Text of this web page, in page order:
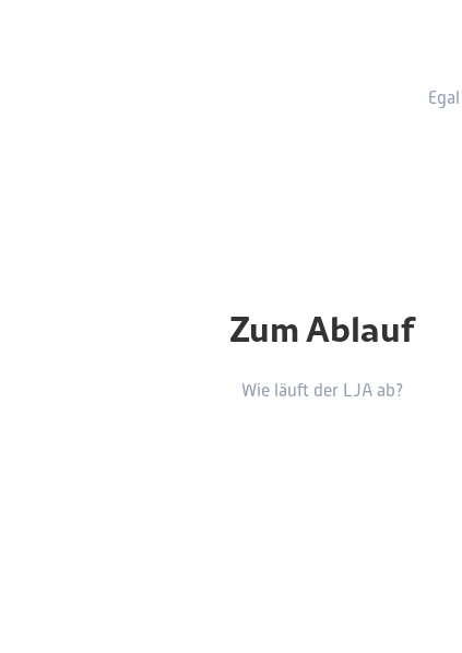
Zum Ablauf
Wie läuft der LJA ab?